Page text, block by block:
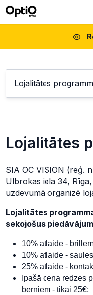
Lojalitātes
Lojalitātes
SIA OC VISION (reģ.
Ulbrokas iela 34,
uzdevumā organizē
Lojalitātes
sekojošus
10% atlaide -
10% atlaide -
25% atlaide -
Īpašā cena redzes
bērniem - tikai 25€;